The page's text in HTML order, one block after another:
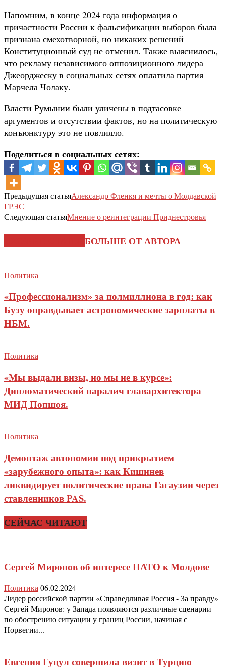
Напомним, в конце 2024 года информация о
причастности России к фальсификации выборов была
признана смехотворной, но никаких решений
Конституционный суд не отменил. Также выяснилось,
что рекламу независимого оппозиционного лидера
Джеорджеску в социальных сетях оплатила партия
Марчела Чолаку.
Власти Румынии были уличены в подтасовке
аргументов и отсутствии фактов, но на политическую
конъюнктуру это не повлияло.
Поделиться в социальных сетях:
Предыдущая статьяАлександр Фленкя и мечты о Молдавской
ГРЭС
Следующая статьяМнение о реинтеграции Приднестровья
БОЛЬШЕ ОТ АВТОРА
Политика
«Профессионализм» за полмиллиона в год: как
Бузу оправдывает астрономические зарплаты в
НБМ.
Политика
«Мы выдали визы, но мы не в курсе»:
Дипломатический паралич главархитектора
МИД Попшоя.
Политика
Демонтаж автономии под прикрытием
«зарубежного опыта»: как Кишинев
ликвидирует политические права Гагаузии через
ставленников PAS.
СЕЙЧАС ЧИТАЮТ
Сергей Миронов об интересе НАТО к Молдове
Политика06.02.2024
Лидер российской партии «Справедливая Россия - За правду»
Сергей Миронов: у Запада появляются различные сценарии
по обострению ситуации у границ России, начиная с
Норвегии...
Евгения Гуцул совершила визит в Турцию